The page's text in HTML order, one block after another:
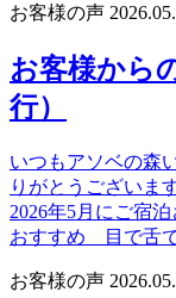
お客様の声
お客様から
行）
いつもアソベの森
りがとうございま
2026年5月にご宿
おすすめ 目で舌
お客様の声